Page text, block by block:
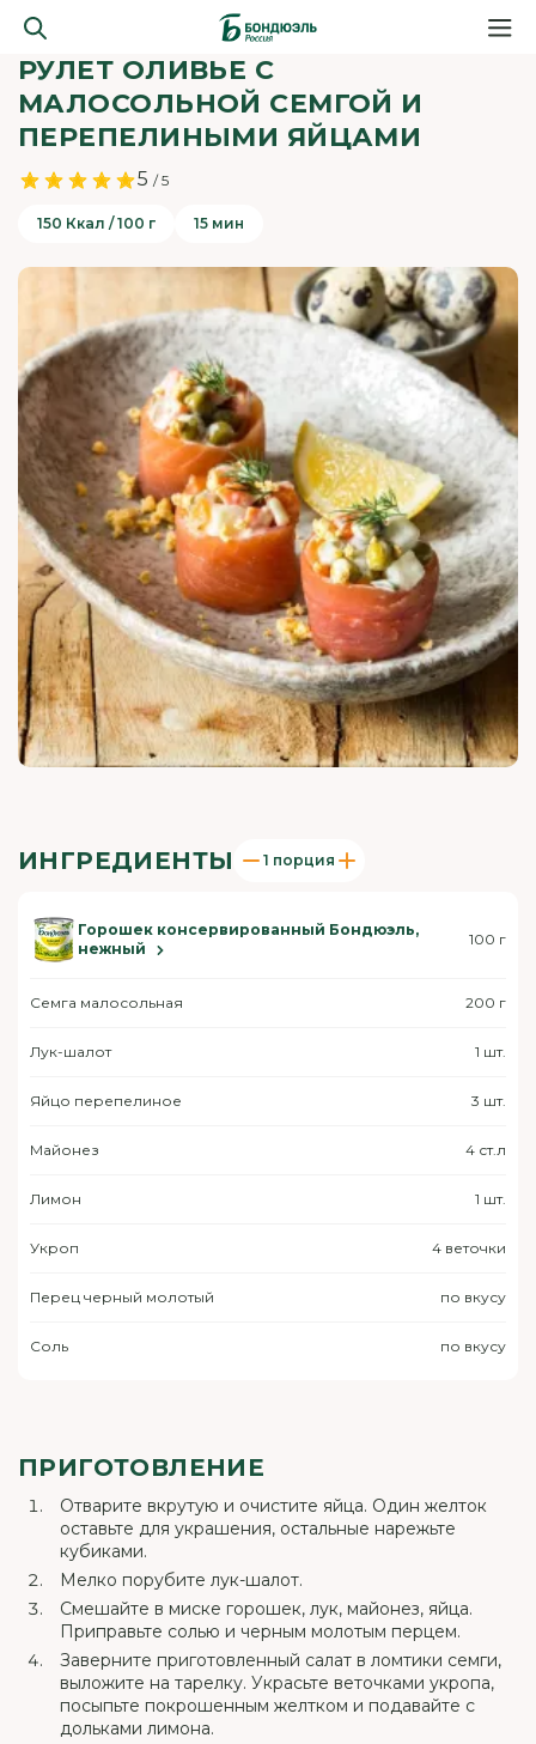
РУЛЕТ ОЛИВЬЕ С
МАЛОСОЛЬНОЙ СЕМГОЙ И
ПЕРЕПЕЛИНЫМИ ЯЙЦАМИ
5 / 5
150 Ккал / 100 г 15 мин
ИНГРЕДИЕНТЫ 1 порция
Горошек консервированный Бондюэль,
нежный
100 г
Семга малосольная 200 г
Лук-шалот 1 шт.
Яйцо перепелиное 3 шт.
Майонез 4 ст.л
Лимон 1 шт.
Укроп 4 веточки
Перец черный молотый по вкусу
Соль по вкусу
ПРИГОТОВЛЕНИЕ
Отварите вкрутую и очистите яйца. Один желток
оставьте для украшения, остальные нарежьте
кубиками.
Мелко порубите лук-шалот.
Смешайте в миске горошек, лук, майонез, яйца.
Приправьте солью и черным молотым перцем.
Заверните приготовленный салат в ломтики семги,
выложите на тарелку. Украсьте веточками укропа,
посыпьте покрошенным желтком и подавайте с
дольками лимона.